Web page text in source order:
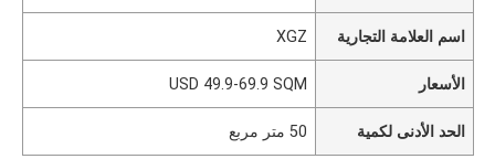
اسم العلامة التجارية XGZ
الأسعار USD 49.9-69.9 SQM
الحد الأدنى لكمية 50 متر مربع